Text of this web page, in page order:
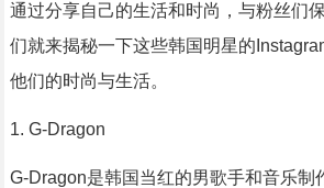
通过分享自己的生活和时尚，与粉丝们
们就来揭秘一下这些韩国明星的
他们的时尚与生活。
1. G-Dragon
G-Dragon是韩国当红的男歌手和音乐制